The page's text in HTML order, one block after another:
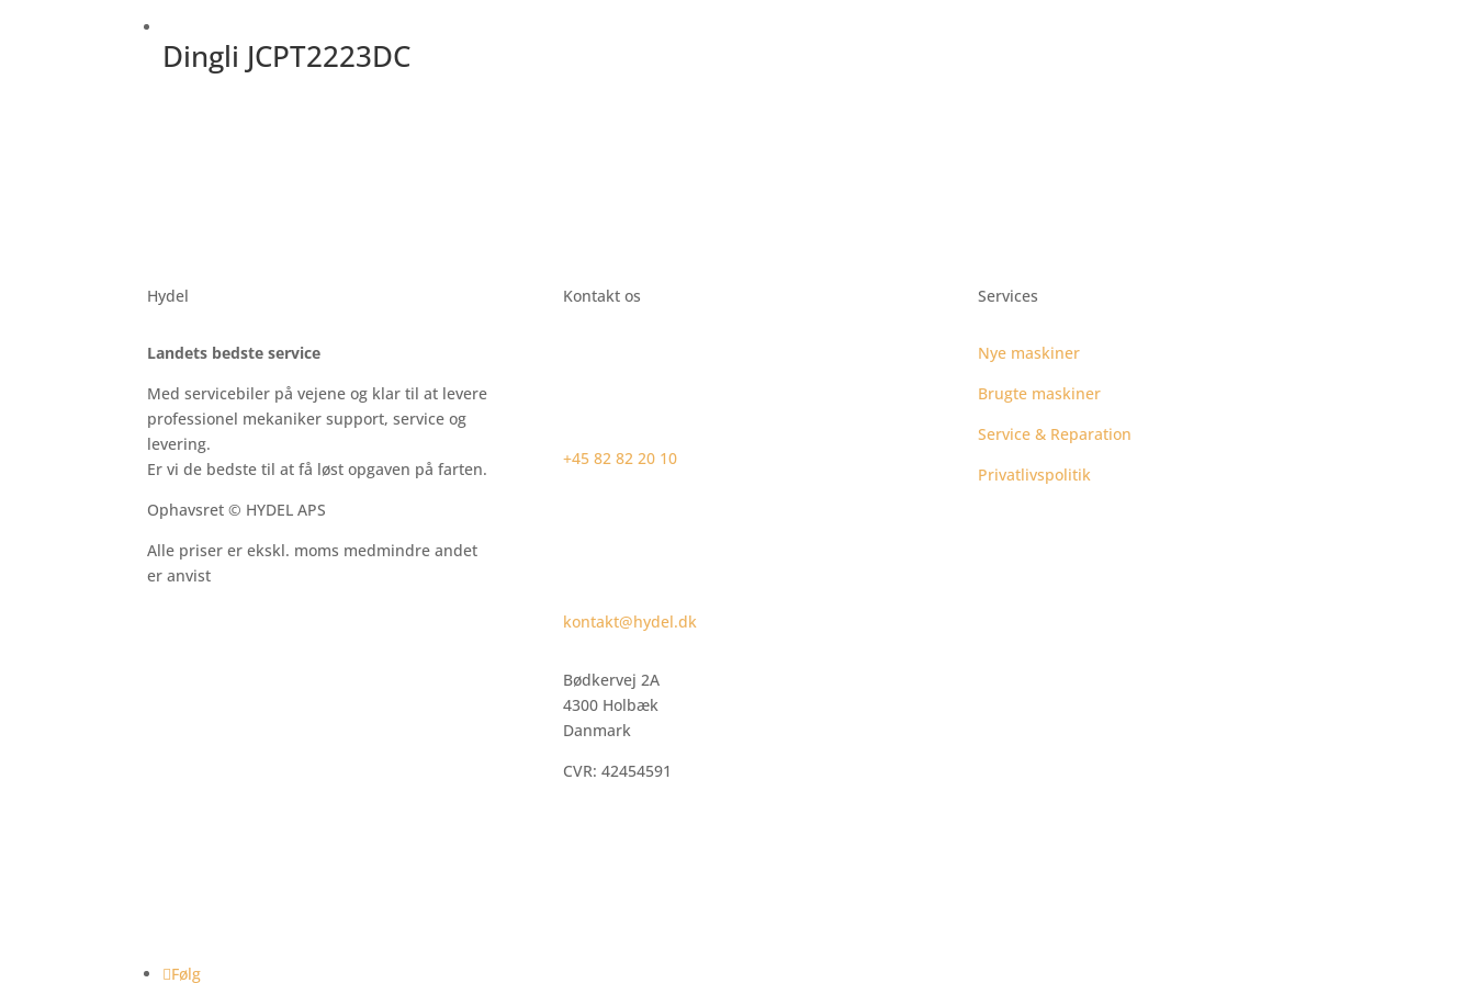
Dingli JCPT2223DC
Hydel
Landets bedste service
Med servicebiler på vejene og klar til at levere
professionel mekaniker support, service og
levering.
Er vi de bedste til at få løst opgaven på farten.
Ophavsret © HYDEL APS
Alle priser er ekskl. moms medmindre andet
er anvist
Kontakt os
+45 82 82 20 10
kontakt@hydel.dk
Bødkervej 2A
4300 Holbæk
Danmark
CVR: 42454591
Services
Nye maskiner
Brugte maskiner
Service & Reparation
Privatlivspolitik
Følg